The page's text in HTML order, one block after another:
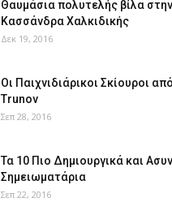
Θαυμάσια πολυτελής βίλα στην
Κασσάνδρα Χαλκιδικής
Δεκ 19, 2016
Οι Παιχνιδιάρικοι Σκίουροι
Trunov
Σεπ 28, 2016
Τα 10 Πιο Δημιουργικά και
Σημειωματάρια
Σεπ 22, 2016